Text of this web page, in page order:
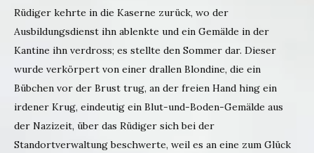
Rüdiger kehrte in die Kaserne zurück, wo der
Ausbildungsdienst ihn ablenkte und ein Gemälde in der
Kantine ihn verdross; es stellte den Sommer dar. Dieser
wurde verkörpert von einer drallen Blondine, die ein
Bübchen vor der Brust trug, an der freien Hand hing ein
irdener Krug, eindeutig ein Blut-und-Boden-Gemälde aus
der Nazizeit, über das Rüdiger sich bei der
Standortverwaltung beschwerte, weil es an eine zum Glück